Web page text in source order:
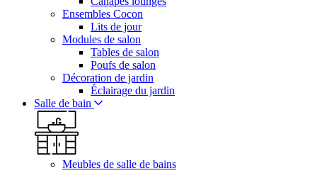
Ensembles Cocon
Lits de jour
Modules de salon
Tables de salon
Poufs de salon
Décoration de jardin
Éclairage du jardin
Salle de bain
Meubles de salle de bains